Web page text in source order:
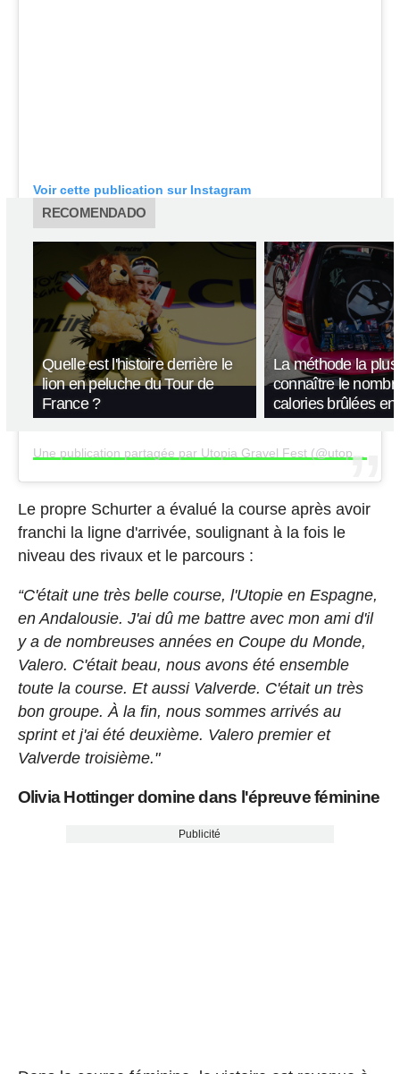
Voir cette publication sur Instagram
RECOMENDADO
Quelle est l'histoire derrière le
lion en peluche du Tour de
France ?
La méthode la
connaître le
calories brûlées
Le propre Schurter a évalué la course après avoir
franchi la ligne d'arrivée, soulignant à la fois le
niveau des rivaux et le parcours :
“C'était une très belle course, l'Utopie en Espagne,
en Andalousie. J'ai dû me battre avec mon ami d'il
y a de nombreuses années en Coupe du Monde,
Valero. C'était beau, nous avons été ensemble
toute la course. Et aussi Valverde. C'était un très
bon groupe. À la fin, nous sommes arrivés au
sprint et j'ai été deuxième. Valero premier et
Valverde troisième."
Olivia Hottinger domine dans l'épreuve féminine
Publicité